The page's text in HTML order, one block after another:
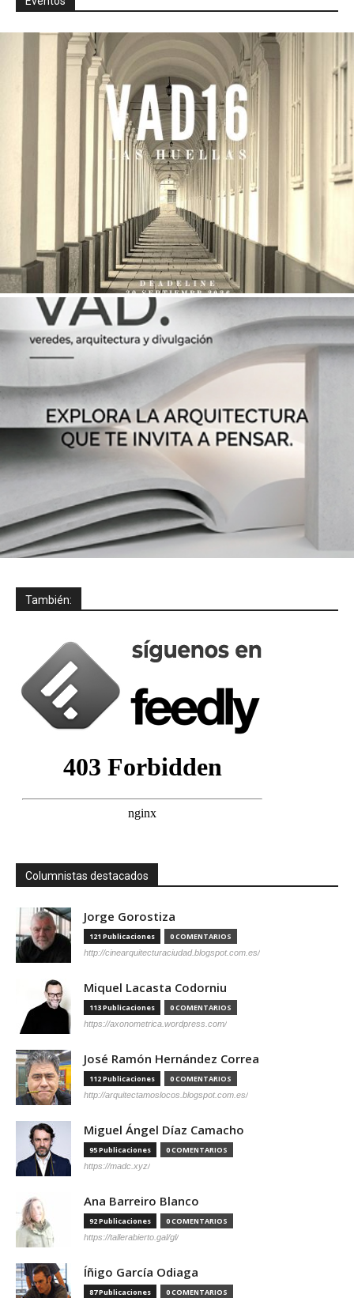
También:
Columnistas destacados
Jorge Gorostiza
121 Publicaciones 0 COMENTARIOS
http://cinearquitecturaciudad.blogspot.com.es/
Miquel Lacasta Codorniu
113 Publicaciones 0 COMENTARIOS
https://axonometrica.wordpress.com/
José Ramón Hernández Correa
112 Publicaciones 0 COMENTARIOS
http://arquitectamoslocos.blogspot.com.es/
Miguel Ángel Díaz Camacho
95 Publicaciones 0 COMENTARIOS
https://madc.xyz/
Ana Barreiro Blanco
92 Publicaciones 0 COMENTARIOS
https://tallerabierto.gal/gl/
Íñigo García Odiaga
87 Publicaciones 0 COMENTARIOS